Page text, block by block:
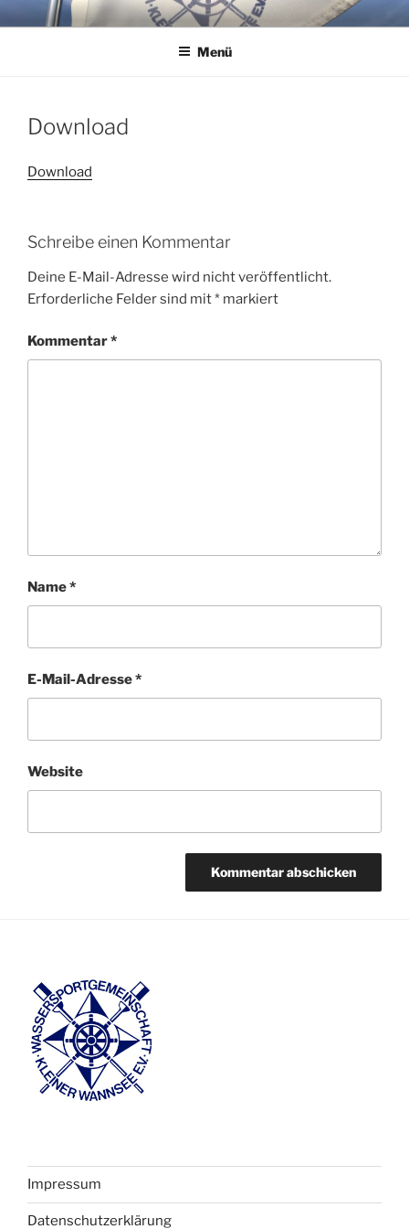
Zum
InhaltWSG KLEINER WANNSEE E.V.
Immer eine handbreit Wasser unterm Kiel.
Menü
Download
Download
Schreibe einen Kommentar
Deine E-Mail-Adresse wird nicht veröffentlicht.
Erforderliche Felder sind mit* markiert
Kommentar*
Name*
E-Mail-Adresse*
Website
Impressum
Datenschutzerklärung